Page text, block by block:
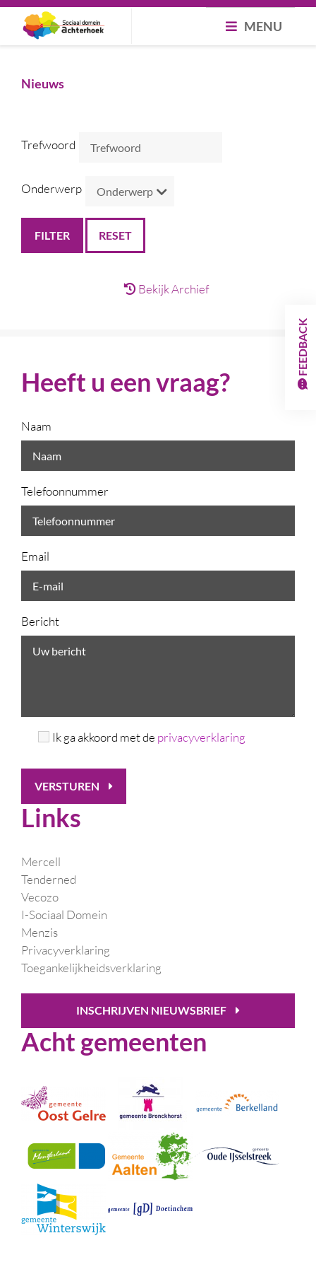
MENU
Nieuws
Trefwoord
Onderwerp
RESET
Bekijk Archief
Heeft u een vraag?
Naam
Telefoonnummer
Email
Bericht
Ik ga akkoord met de privacyverklaring
VERSTUREN
Links
Mercell
Tenderned
Vecozo
I-Sociaal Domein
Menzis
Privacyverklaring
Toegankelijkheidsverklaring
INSCHRIJVEN NIEUWSBRIEF
Acht gemeenten
FEEDBACK